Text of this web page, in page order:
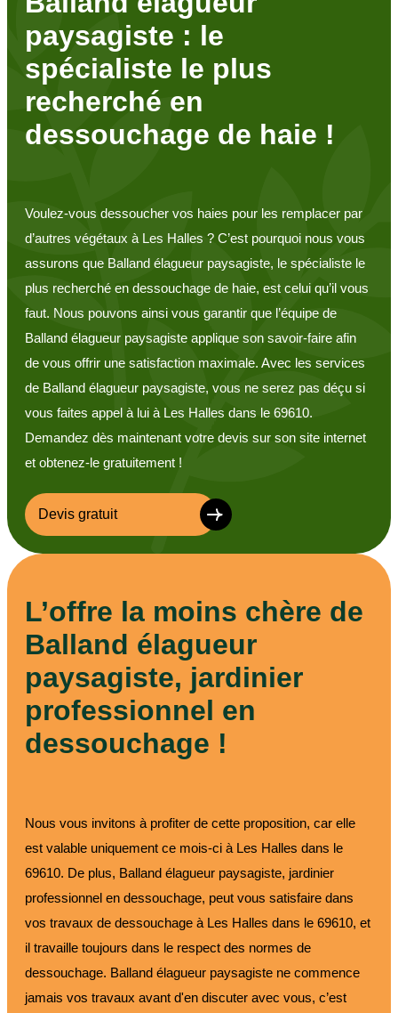
paysagiste : le
spécialiste le plus
recherché en
dessouchage de haie !
Voulez-vous dessoucher vos haies pour les remplacer par
d’autres végétaux à Les Halles ? C’est pourquoi nous vous
assurons que Balland élagueur paysagiste, le spécialiste le
plus recherché en dessouchage de haie, est celui qu’il vous
faut. Nous pouvons ainsi vous garantir que l’équipe de
Balland élagueur paysagiste applique son savoir-faire afin
de vous offrir une satisfaction maximale. Avec les services
de Balland élagueur paysagiste, vous ne serez pas déçu si
vous faites appel à lui à Les Halles dans le 69610.
Demandez dès maintenant votre devis sur son site internet
et obtenez-le gratuitement !
Devis gratuit
L’offre la moins chère de
Balland élagueur
paysagiste, jardinier
professionnel en
dessouchage !
Nous vous invitons à profiter de cette proposition, car elle
est valable uniquement ce mois-ci à Les Halles dans le
69610. De plus, Balland élagueur paysagiste, jardinier
professionnel en dessouchage, peut vous satisfaire dans
vos travaux de dessouchage à Les Halles dans le 69610, et
il travaille toujours dans le respect des normes de
dessouchage. Balland élagueur paysagiste ne commence
jamais vos travaux avant d'en discuter avec vous, c’est